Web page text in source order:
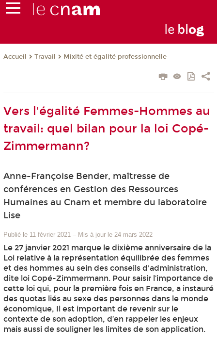
le blog
Accueil Travail Mixité et égalité professionnelle
Vers l'égalité Femmes-Hommes au
travail: quel bilan pour la loi Copé-
Zimmermann?
Anne-Françoise Bender, maîtresse de
conférences en Gestion des Ressources
Humaines au Cnam et membre du laboratoire
Lise
Publié le 11 février 2021 – Mis à jour le 24 mars 2022
Le 27 janvier 2021 marque le dixième anniversaire de la
Loi relative à la représentation équilibrée des femmes
et des hommes au sein des conseils d'administration,
dite loi Copé-Zimmermann. Pour saisir l’importance de
cette loi qui, pour la première fois en France, a instauré
des quotas liés au sexe des personnes dans le monde
économique, Il est important de revenir sur le
contexte de son adoption, d’en rappeler les enjeux
mais aussi de souligner les limites de son application.